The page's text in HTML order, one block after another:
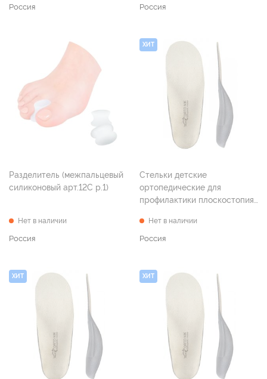
Россия Россия
Разделитель (межпальцевый
силиконовый арт.12С р.1)
Нет в наличии
Россия
ХИТ
Стельки детские
ортопедические для
профилактики плоскостопия
Нет в наличии
Россия
ХИТ ХИТ